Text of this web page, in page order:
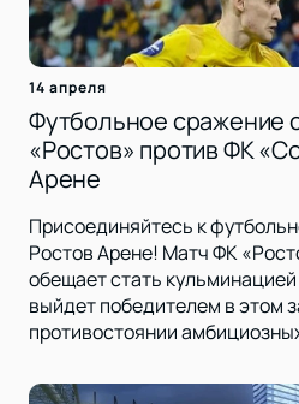
14 апреля
Футбольное сражение
«Ростов» против ФК
Арене
Присоединяйтесь к
Ростов Арене! Матч ФК
обещает стать
выйдет победителем в этом
противостоянии